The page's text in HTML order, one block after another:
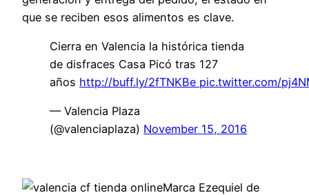
que se reciben esos alimentos es clave.
Cierra en Valencia la histórica tienda
de disfraces Casa Picó tras 127
años http://buff.ly/2fTNKBe pic.twitter.com/
— Valencia Plaza
(@valenciaplaza) November 15, 2016
Marca Ezequiel de